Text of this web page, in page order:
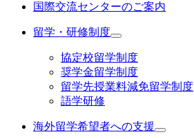
国際交流センターのご案内
留学・研修制度
協定校留学制度
奨学金留学制度
留学先授業料減免留学制度
語学研修
海外留学希望者への支援